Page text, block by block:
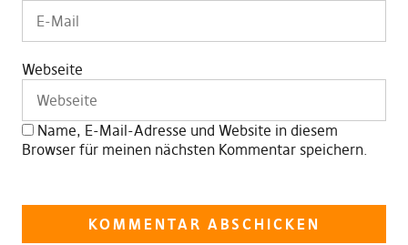
Webseite
Name, E-Mail-Adresse und Website in diesem
Browser für meinen nächsten Kommentar speichern.